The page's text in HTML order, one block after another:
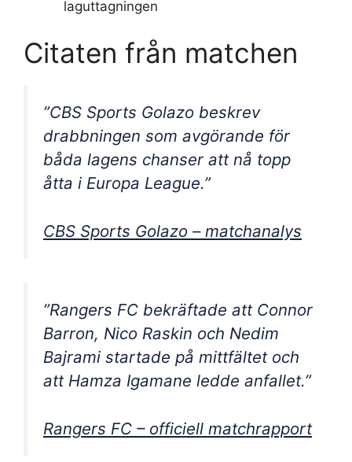
laguttagningen
Citaten från matchen
”CBS Sports Golazo beskrev
drabbningen som avgörande för
båda lagens chanser att nå topp
åtta i Europa League.”
CBS Sports Golazo – matchanalys
”Rangers FC bekräftade att Connor
Barron, Nico Raskin och Nedim
Bajrami startade på mittfältet och
att Hamza Igamane ledde anfallet.”
Rangers FC – officiell matchrapport